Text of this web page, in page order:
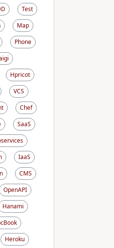
Test
Map
Phone
Hpricot
VCS
Chef
SaaS
IaaS
CMS
OpenAPI
Hanami
Heroku